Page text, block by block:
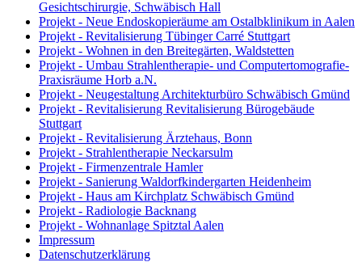
Gesichtschirurgie, Schwäbisch Hall
Projekt - Neue Endoskopieräume am Ostalbklinikum in Aalen
Projekt - Revitalisierung Tübinger Carré Stuttgart
Projekt - Wohnen in den Breitegärten, Waldstetten
Projekt - Umbau Strahlentherapie- und Computertomografie-
Praxisräume Horb a.N.
Projekt - Neugestaltung Architekturbüro Schwäbisch Gmünd
Projekt - Revitalisierung Revitalisierung Bürogebäude
Stuttgart
Projekt - Revitalisierung Ärztehaus, Bonn
Projekt - Strahlentherapie Neckarsulm
Projekt - Firmenzentrale Hamler
Projekt - Sanierung Waldorfkindergarten Heidenheim
Projekt - Haus am Kirchplatz Schwäbisch Gmünd
Projekt - Radiologie Backnang
Projekt - Wohnanlage Spitztal Aalen
Impressum
Datenschutzerklärung